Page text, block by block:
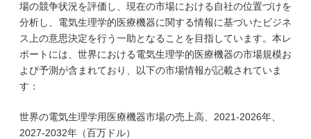
場の競争状況を評価し、現在の市場における自社の位置づけを
分析し、電気生理学的医療機器に関する情報に基づいたビジネ
ス上の意思決定を行う一助となることを目指しています。本レ
ポートには、世界における電気生理学的医療機器の市場規模お
よび予測が含まれており、以下の市場情報が記載されていま
す：
世界の電気生理学用医療機器市場の売上高、2021-2026年、
2027-2032年（百万ドル）